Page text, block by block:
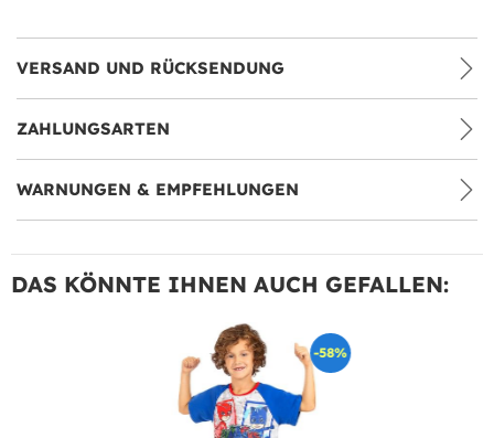
VERSAND UND RÜCKSENDUNG
ZAHLUNGSARTEN
WARNUNGEN & EMPFEHLUNGEN
DAS KÖNNTE IHNEN AUCH GEFALLEN:
-58%